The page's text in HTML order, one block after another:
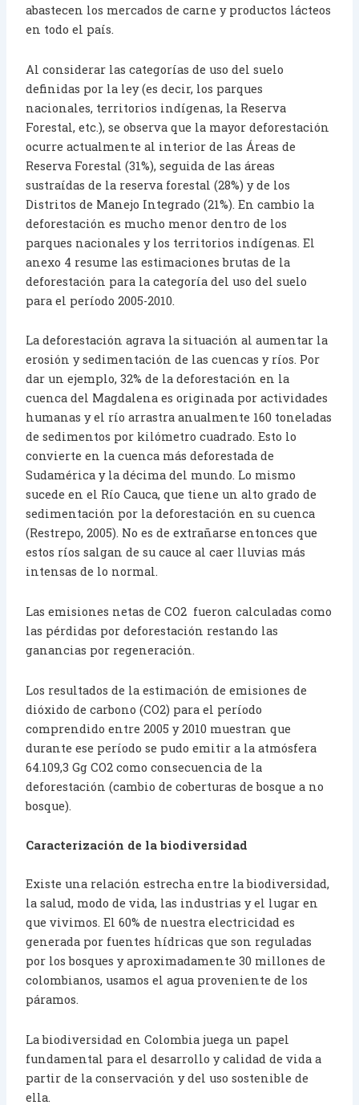
abastecen los mercados de carne y productos lácteos
en todo el país.
Al considerar las categorías de uso del suelo
definidas por la ley (es decir, los parques
nacionales, territorios indígenas, la Reserva
Forestal, etc.), se observa que la mayor deforestación
ocurre actualmente al interior de las Áreas de
Reserva Forestal (31%), seguida de las áreas
sustraídas de la reserva forestal (28%) y de los
Distritos de Manejo Integrado (21%). En cambio la
deforestación es mucho menor dentro de los
parques nacionales y los territorios indígenas. El
anexo 4 resume las estimaciones brutas de la
deforestación para la categoría del uso del suelo
para el período 2005-2010.
La deforestación agrava la situación al aumentar la
erosión y sedimentación de las cuencas y ríos. Por
dar un ejemplo, 32% de la deforestación en la
cuenca del Magdalena es originada por actividades
humanas y el río arrastra anualmente 160 toneladas
de sedimentos por kilómetro cuadrado. Esto lo
convierte en la cuenca más deforestada de
Sudamérica y la décima del mundo. Lo mismo
sucede en el Río Cauca, que tiene un alto grado de
sedimentación por la deforestación en su cuenca
(Restrepo, 2005). No es de extrañarse entonces que
estos ríos salgan de su cauce al caer lluvias más
intensas de lo normal.
Las emisiones netas de CO2 fueron calculadas como
las pérdidas por deforestación restando las
ganancias por regeneración.
Los resultados de la estimación de emisiones de
dióxido de carbono (CO2) para el período
comprendido entre 2005 y 2010 muestran que
durante ese período se pudo emitir a la atmósfera
64.109,3 Gg CO2 como consecuencia de la
deforestación (cambio de coberturas de bosque a no
bosque).
Caracterización de la biodiversidad
Existe una relación estrecha entre la biodiversidad,
la salud, modo de vida, las industrias y el lugar en
que vivimos. El 60% de nuestra electricidad es
generada por fuentes hídricas que son reguladas
por los bosques y aproximadamente 30 millones de
colombianos, usamos el agua proveniente de los
páramos.
La biodiversidad en Colombia juega un papel
fundamental para el desarrollo y calidad de vida a
partir de la conservación y del uso sostenible de
ella.